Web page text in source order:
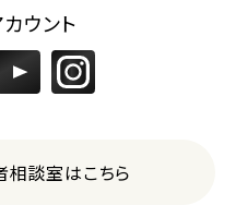
ラフィールダー
ウント
談室はこちら